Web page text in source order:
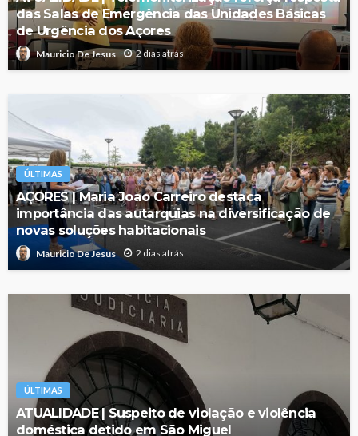
das Salas de Emergência das Unidades Básicas
de Urgência dos Açores
Mauricio De Jesus 2 dias atrás
ÚLTIMAS
AÇORES | Maria João Carreiro destaca
importância das autarquias na diversificação de
novas soluções habitacionais
Mauricio De Jesus 2 dias atrás
ÚLTIMAS
ATUALIDADE | Suspeito de violação e violência
doméstica detido em São Miguel